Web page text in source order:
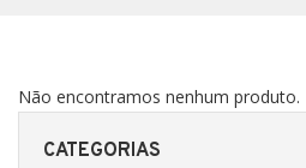
CATEGORIAS
Não encontramos nenhum produto.